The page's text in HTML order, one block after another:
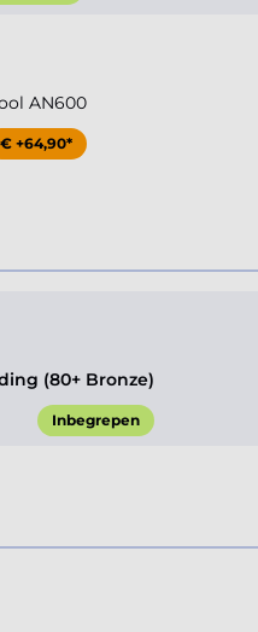
AN600
€ +64,90*
(80+ Bronze)
Inbegrepen